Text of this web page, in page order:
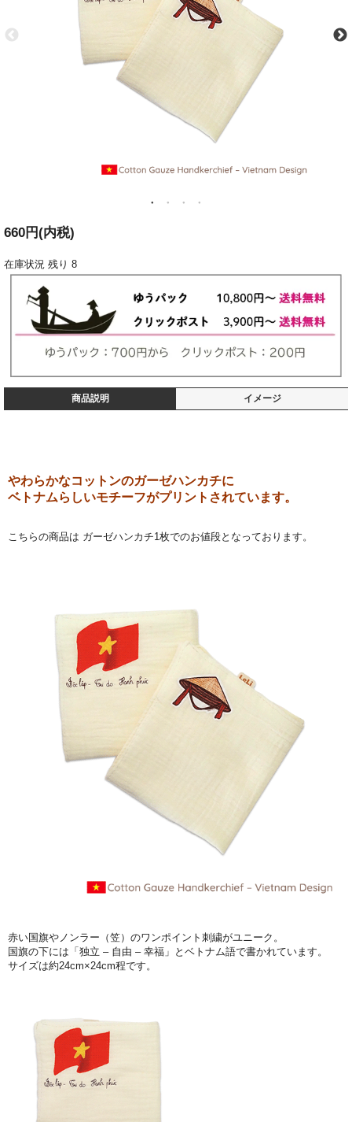
660円(内税)
在庫状況 残り 8
商品説明 イメージ
やわらかなコットンのガーゼハンカチに
ベトナムらしいモチーフがプリントされています。
こちらの商品は ガーゼハンカチ1枚でのお値段となっております。
赤い国旗やノンラー（笠）のワンポイント刺繍がユニーク。
国旗の下には「独立 – 自由 – 幸福」とベトナム語で書かれています。
サイズは約24cm×24cm程です。